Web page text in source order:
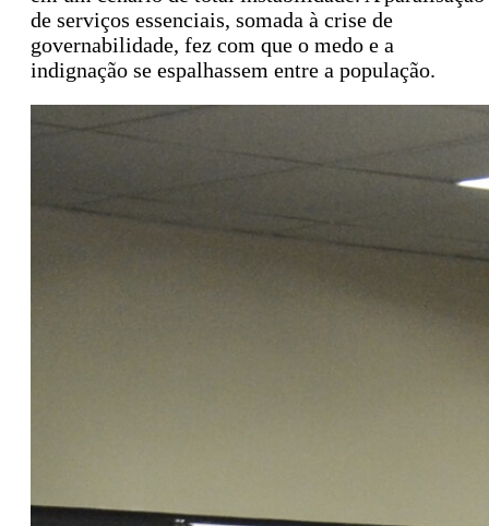
de serviços essenciais, somada à crise de
governabilidade, fez com que o medo e a
indignação se espalhassem entre a população.